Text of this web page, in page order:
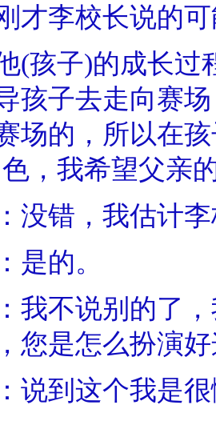
才李校长说的
子)的成长过
孩子去走向赛
场的，所以在
，我希望父亲
错，我估计李
的。
不说别的了，
您是怎么扮演
到这个我是很